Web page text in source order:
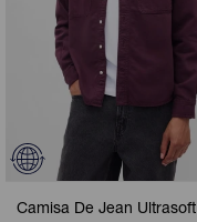
Camisa De Jean Ultrasoft